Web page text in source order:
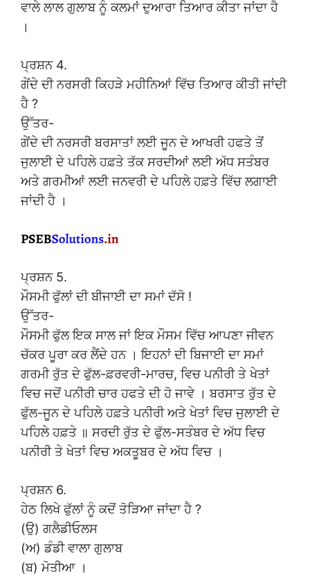
ਵਾਲੇ ਲਾਲ ਗੁਲਾਬ ਨੂੰ ਕਲਮਾਂ ਦੁਆਰਾ ਤਿਆਰ ਕੀਤਾ ਜਾਂਦਾ ਹੈ
।
ਪ੍ਰਸ਼ਨ 4.
ਗੇਂਦੇ ਦੀ ਨਰਸਰੀ ਕਿਹੜੇ ਮਹੀਨਿਆਂ ਵਿੱਚ ਤਿਆਰ ਕੀਤੀ ਜਾਂਦੀ
ਹੈ ?
ਉੱਤਰ-
ਗੇਂਦੇ ਦੀ ਨਰਸਰੀ ਬਰਸਾਤਾਂ ਲਈ ਜੂਨ ਦੇ ਆਖਰੀ ਹਫਤੇ ਤੋਂ
ਜੁਲਾਈ ਦੇ ਪਹਿਲੇ ਹਫ਼ਤੇ ਤੱਕ ਸਰਦੀਆਂ ਲਈ ਅੱਧ ਸਤੰਬਰ
ਅਤੇ ਗਰਮੀਆਂ ਲਈ ਜਨਵਰੀ ਦੇ ਪਹਿਲੇ ਹਫ਼ਤੇ ਵਿੱਚ ਲਗਾਈ
ਜਾਂਦੀ ਹੈ ।
ਪ੍ਰਸ਼ਨ 5.
ਮੌਸਮੀ ਫੁੱਲਾਂ ਦੀ ਬੀਜਾਈ ਦਾ ਸਮਾਂ ਦੱਸੋ !
ਉੱਤਰ-
ਮੌਸਮੀ ਫੁੱਲ ਇਕ ਸਾਲ ਜਾਂ ਇਕ ਮੌਸਮ ਵਿੱਚ ਆਪਣਾ ਜੀਵਨ
ਚੱਕਰ ਪੂਰਾ ਕਰ ਲੈਂਦੇ ਹਨ । ਇਹਨਾਂ ਦੀ ਬਿਜਾਈ ਦਾ ਸਮਾਂ
ਗਰਮੀ ਰੁੱਤ ਦੇ ਫੁੱਲ-ਫ਼ਰਵਰੀ-ਮਾਰਚ, ਵਿਚ ਪਨੀਰੀ ਤੇ ਖੇਤਾਂ
ਵਿਚ ਜਦੋਂ ਪਨੀਰੀ ਚਾਰ ਹਫਤੇ ਦੀ ਹੋ ਜਾਵੇ । ਬਰਸਾਤ ਰੁੱਤ ਦੇ
ਫੁੱਲ-ਜੂਨ ਦੇ ਪਹਿਲੇ ਹਫ਼ਤੇ ਪਨੀਰੀ ਅਤੇ ਖੇਤਾਂ ਵਿਚ ਜੁਲਾਈ ਦੇ
ਪਹਿਲੇ ਹਫ਼ਤੇ ॥ ਸਰਦੀ ਰੁੱਤ ਦੇ ਫੁੱਲ-ਸਤੰਬਰ ਦੇ ਅੱਧ ਵਿਚ
ਪਨੀਰੀ ਤੇ ਖੇਤਾਂ ਵਿਚ ਅਕਤੂਬਰ ਦੇ ਅੱਧ ਵਿਚ ।
ਪ੍ਰਸ਼ਨ 6.
ਹੇਠ ਲਿਖੇ ਫੁੱਲਾਂ ਨੂੰ ਕਦੋਂ ਤੋੜਿਆ ਜਾਂਦਾ ਹੈ ?
(ਉ) ਗਲੈਡੀਓਲਸ
(ਅ) ਡੰਡੀ ਵਾਲਾ ਗੁਲਾਬ
(ਬ) ਮੋਤੀਆ ।